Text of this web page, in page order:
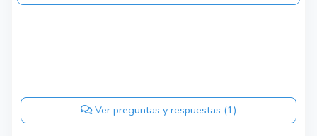
Ver preguntas y respuestas (1)